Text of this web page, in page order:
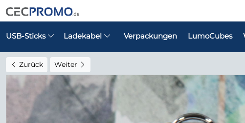
USB-Sticks Ladekabel Verpackungen LumoCubes
Zurück Weiter